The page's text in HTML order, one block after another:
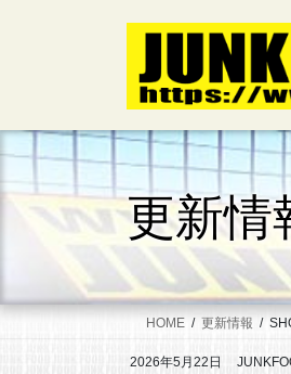
キ
に
更新情
HOME 更新情報
2026年5月22日